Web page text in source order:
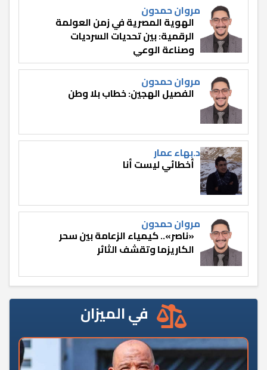
مروان حمدون
الهوية المصرية في زمن العولمة
الرقمية: بين تحديات السرديات
وصناعة الوعي
مروان حمدون
الفصيل الهجين: خطاب بلا وطن
د.بهاء عمار
أخطائي ليست أنا
مروان حمدون
«ناصر».. كيمياء الزعامة بين سحر
الكاريزما وتقشف الثائر
في الميزان